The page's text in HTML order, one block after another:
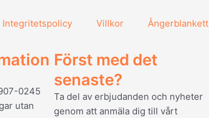
Integritetspolicy Villkor Ångerblankett
0245
utan
Först med det
senaste?
Ta del av erbjudanden och nyheter
genom att anmäla dig till vårt